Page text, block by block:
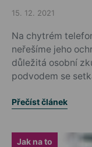
Posted on
15. 12. 2021
Na chytrém
neřešíme jeho
důležitá osobní
podvodem se
Přečíst článek
Jak na to